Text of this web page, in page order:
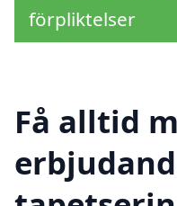
förpliktelser
Få alltid